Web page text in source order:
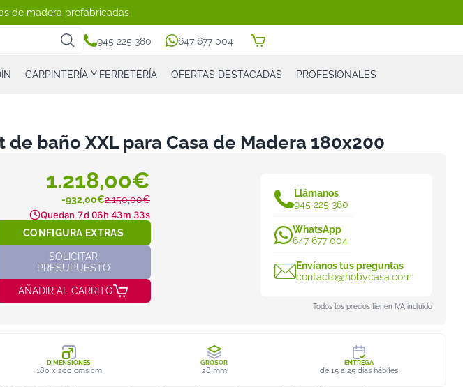
de madera prefabricadas
945 225 380 647 677 004
CARPINTERÍA Y FERRETERÍA OFERTAS DESTACADAS PROFESIONALES
de baño XXL para Casa de Madera 180x200
1.218,00€
-932,00€2.150,00€
Quedan 7d 06h 43m 33s
CONFIGURA EXTRAS
SOLICITAR
PRESUPUESTO
AÑADIR AL CARRITO
Llámanos
945 225 380
WhatsApp
647 677 004
Envíanos tus preguntas
contacto@hobycasa.com
Todos los precios tienen IVA incluido
DIMENSIONES
180 x 200 cms cm
GROSOR
28 mm
ENTREGA
de 15 a 25 días hábiles